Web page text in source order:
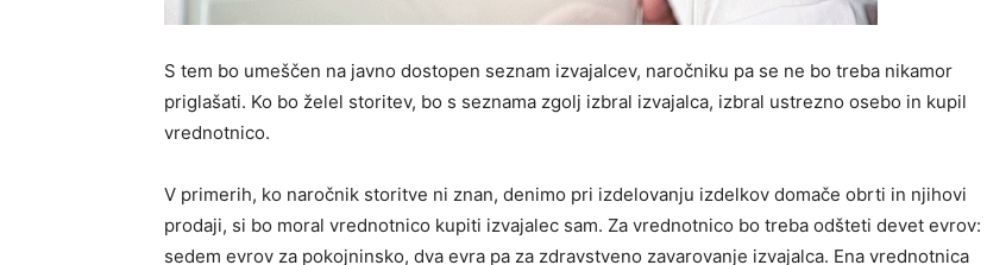
S tem bo umeščen na javno dostopen seznam izvajalcev, naročniku pa se ne bo treba nikamor
priglašati. Ko bo želel storitev, bo s seznama zgolj izbral izvajalca, izbral ustrezno osebo in kupil
vrednotnico.
V primerih, ko naročnik storitve ni znan, denimo pri izdelovanju izdelkov domače obrti in njihovi
prodaji, si bo moral vrednotnico kupiti izvajalec sam. Za vrednotnico bo treba odšteti devet evrov:
sedem evrov za pokojninsko, dva evra pa za zdravstveno zavarovanje izvajalca. Ena vrednotnica